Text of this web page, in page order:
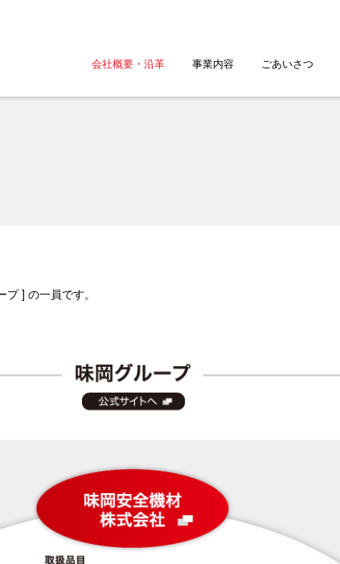
会社概要・沿革 事業内容 ごあいさつ
] の一員です。